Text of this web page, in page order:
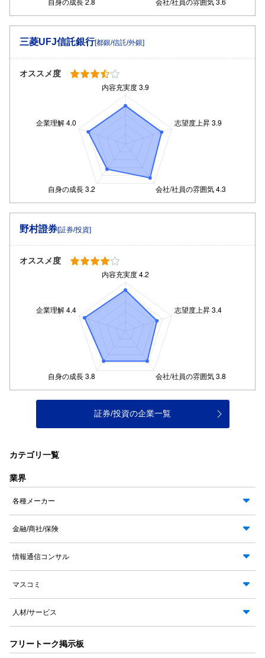
三菱UFJ信託銀行[都銀/信託/外銀]
オススメ度
野村證券[証券/投資]
オススメ度
証券/投資の企業一覧
カテゴリ一覧
業界
各種メーカー
金融/商社/保険
情報通信コンサル
マスコミ
人材/サービス
フリートーク掲示板